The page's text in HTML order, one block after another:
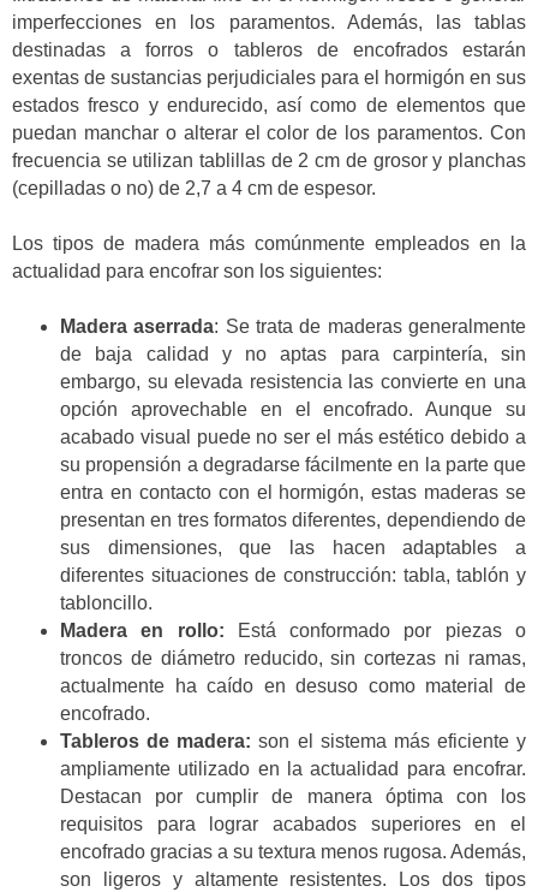
imperfecciones en los paramentos. Además, las tablas
destinadas a forros o tableros de encofrados estarán
exentas de sustancias perjudiciales para el hormigón en sus
estados fresco y endurecido, así como de elementos que
puedan manchar o alterar el color de los paramentos. Con
frecuencia se utilizan tablillas de 2 cm de grosor y planchas
(cepilladas o no) de 2,7 a 4 cm de espesor.
Los tipos de madera más comúnmente empleados en la
actualidad para encofrar son los siguientes:
Madera aserrada: Se trata de maderas generalmente
de baja calidad y no aptas para carpintería, sin
embargo, su elevada resistencia las convierte en una
opción aprovechable en el encofrado. Aunque su
acabado visual puede no ser el más estético debido a
su propensión a degradarse fácilmente en la parte que
entra en contacto con el hormigón, estas maderas se
presentan en tres formatos diferentes, dependiendo de
sus dimensiones, que las hacen adaptables a
diferentes situaciones de construcción: tabla, tablón y
tabloncillo.
Madera en rollo: Está conformado por piezas o
troncos de diámetro reducido, sin cortezas ni ramas,
actualmente ha caído en desuso como material de
encofrado.
Tableros de madera: son el sistema más eficiente y
ampliamente utilizado en la actualidad para encofrar.
Destacan por cumplir de manera óptima con los
requisitos para lograr acabados superiores en el
encofrado gracias a su textura menos rugosa. Además,
son ligeros y altamente resistentes. Los dos tipos